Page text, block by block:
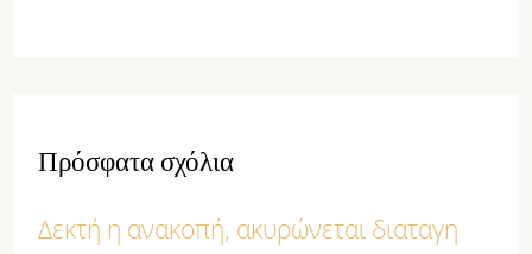
Πρόσφατα σχόλια
Δεκτή η ανακοπή, ακυρώνεται διαταγη